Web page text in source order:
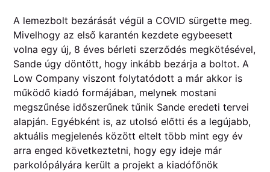
A lemezbolt bezárását végül a COVID sürgette meg.
Mivelhogy az első karantén kezdete egybeesett
volna egy új, 8 éves bérleti szerződés megkötésével,
Sande úgy döntött, hogy inkább bezárja a boltot. A
Low Company viszont folytatódott a már akkor is
működő kiadó formájában, melynek mostani
megszűnése időszerűnek tűnik Sande eredeti tervei
alapján. Egyébként is, az utolsó előtti és a legújabb,
aktuális megjelenés között eltelt több mint egy év
arra enged következtetni, hogy egy ideje már
parkolópályára került a projekt a kiadófőnök